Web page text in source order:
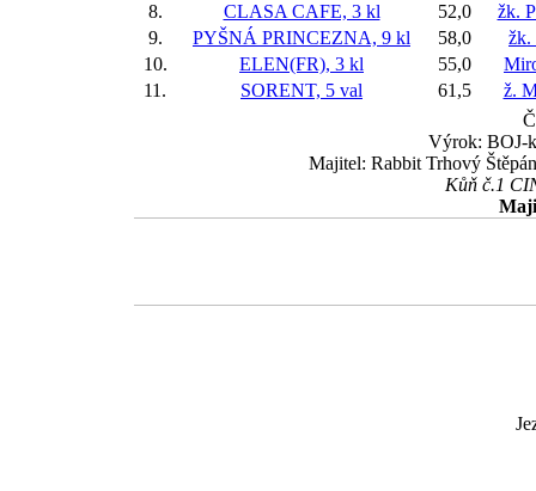
8.
CLASA CAFE, 3 kl 52,0
žk.
9.
PYŠNÁ PRINCEZNA, 9 kl 58,0
žk.
10.
ELEN(FR), 3 kl 55,0
11.
SORENT, 5 val 61,5
ž.
Výrok: BOJ-
Majitel: Rabbit Trhový
Kůň č.1